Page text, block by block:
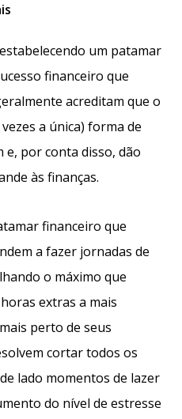
um patamar
financeiro que
acreditam que o
a única) forma de
e, por conta disso, dão
às finanças.
financeiro que
a fazer jornadas de
o máximo que
extras a mais
perto de seus
cortar todos os
lado momentos de lazer
do nível de estresse